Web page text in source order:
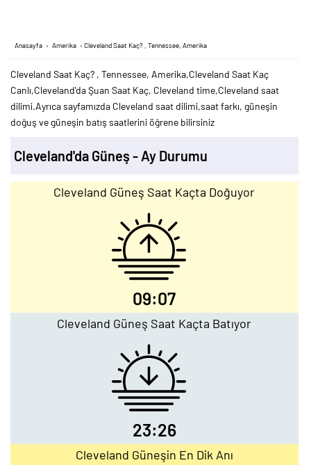
Anasayfa › Amerika › Cleveland Saat Kaç? , Tennessee, Amerika
Cleveland Saat Kaç? , Tennessee, Amerika,Cleveland Saat Kaç
Canlı,Cleveland'da Şuan Saat Kaç, Cleveland time,Cleveland saat
dilimi.Ayrıca sayfamızda Cleveland saat dilimi,saat farkı, güneşin
doğuş ve güneşin batış saatlerini öğrene bilirsiniz
Cleveland'da Güneş - Ay Durumu
Cleveland Güneş Saat Kaçta Doğuyor
09:07
Cleveland Güneş Saat Kaçta Batıyor
23:26
Cleveland Güneşin En Dik Anı